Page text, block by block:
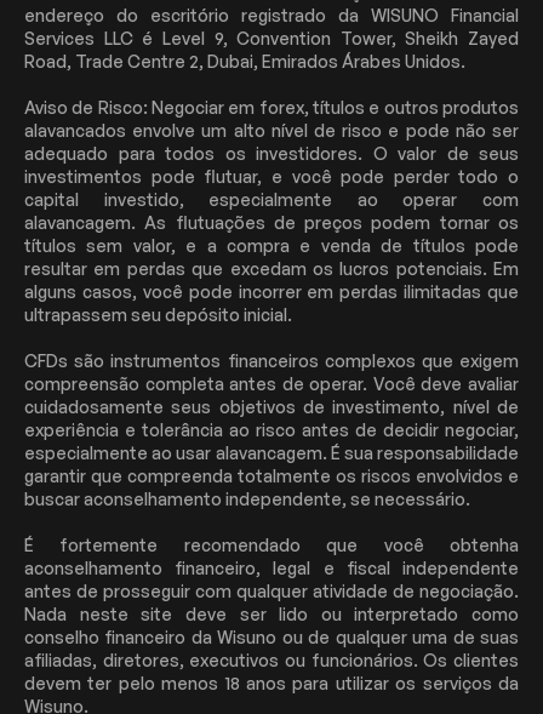
endereço do escritório registrado da WISUNO Financial
Services LLC é Level 9, Convention Tower, Sheikh Zayed
Road, Trade Centre 2, Dubai, Emirados Árabes Unidos.
Aviso de Risco: Negociar em forex, títulos e outros produtos
alavancados envolve um alto nível de risco e pode não ser
adequado para todos os investidores. O valor de seus
investimentos pode flutuar, e você pode perder todo o
capital investido, especialmente ao operar com
alavancagem. As flutuações de preços podem tornar os
títulos sem valor, e a compra e venda de títulos pode
resultar em perdas que excedam os lucros potenciais. Em
alguns casos, você pode incorrer em perdas ilimitadas que
ultrapassem seu depósito inicial.
CFDs são instrumentos financeiros complexos que exigem
compreensão completa antes de operar. Você deve avaliar
cuidadosamente seus objetivos de investimento, nível de
experiência e tolerância ao risco antes de decidir negociar,
especialmente ao usar alavancagem. É sua responsabilidade
garantir que compreenda totalmente os riscos envolvidos e
buscar aconselhamento independente, se necessário.
É fortemente recomendado que você obtenha
aconselhamento financeiro, legal e fiscal independente
antes de prosseguir com qualquer atividade de negociação.
Nada neste site deve ser lido ou interpretado como
conselho financeiro da Wisuno ou de qualquer uma de suas
afiliadas, diretores, executivos ou funcionários. Os clientes
devem ter pelo menos 18 anos para utilizar os serviços da
Wisuno.